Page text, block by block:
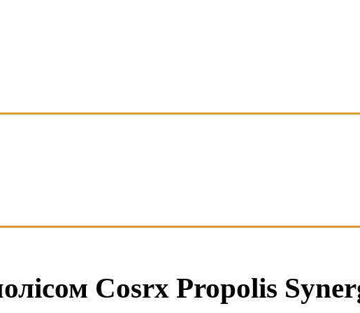
Cosrx Propolis